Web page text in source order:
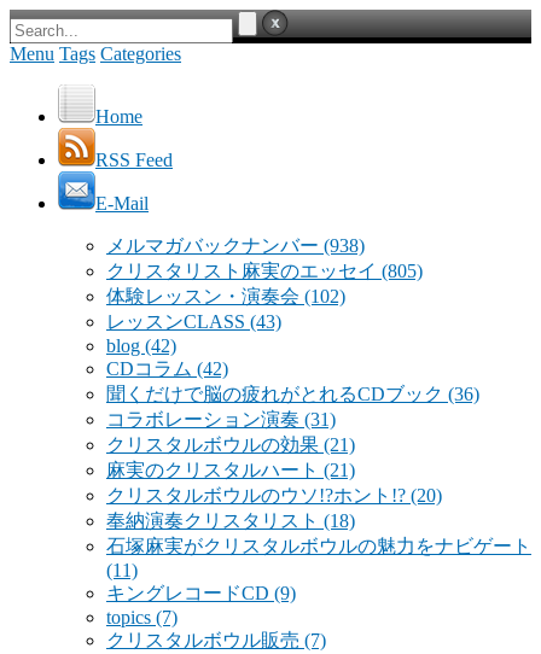
Menu Tags Categories
Home
RSS Feed
E-Mail
メルマガバックナンバー (938)
クリスタリスト麻実のエッセイ (805)
体験レッスン・演奏会 (102)
レッスンCLASS (43)
blog (42)
CDコラム (42)
聞くだけで脳の疲れがとれるCDブック (36)
コラボレーション演奏 (31)
クリスタルボウルの効果 (21)
麻実のクリスタルハート (21)
クリスタルボウルのウソ!?ホント!? (20)
奉納演奏クリスタリスト (18)
石塚麻実がクリスタルボウルの魅力をナビゲート
(11)
キングレコードCD (9)
topics (7)
クリスタルボウル販売 (7)